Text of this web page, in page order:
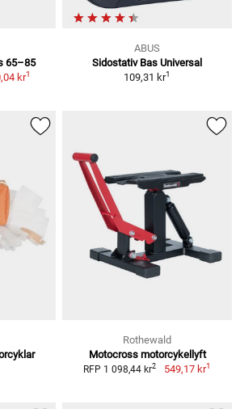
65–85
kr1
ABUS
Sidostativ Bas Universal
109,31 kr1
Rothewald
Motocross motorcykellyft
RFP 1 098,44 kr2 549,17 kr1